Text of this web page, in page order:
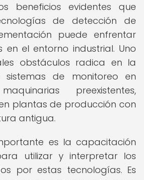
beneficios evidentes que
de detección de
puede enfrentar
en el entorno industrial. Uno
obstáculos radica en la
sistemas de monitoreo en
preexistentes,
plantas de producción con
antigua.
es la capacitación
utilizar y interpretar los
por estas tecnologías. Es